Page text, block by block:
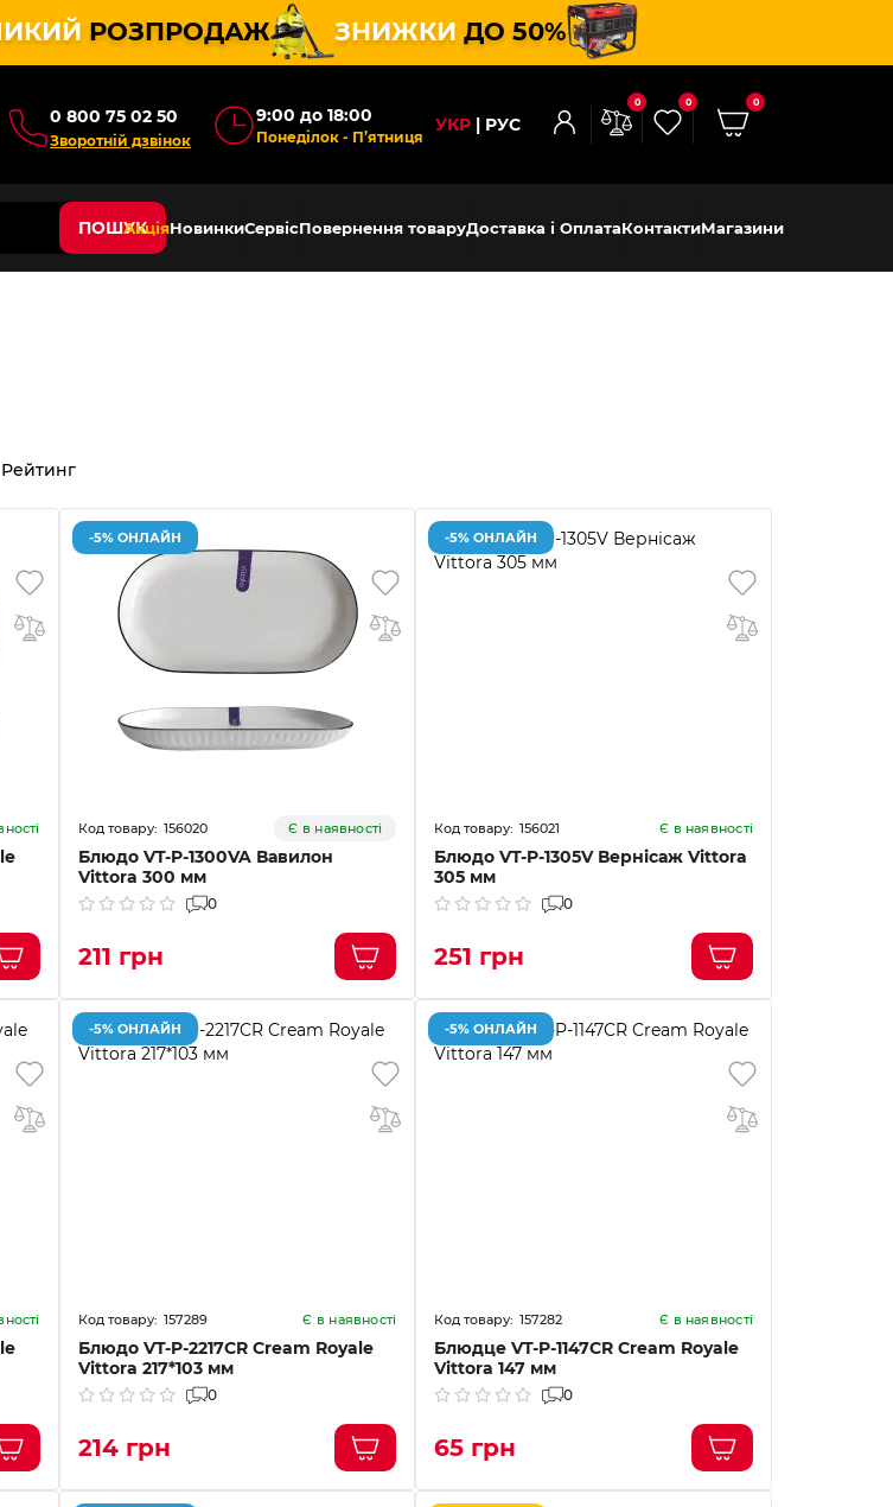
РОЗПРОДАЖ ЗНИЖКИ ДО 50%
0 800 75 02 50
Зворотній дзвінок
9:00 до 18:00
Понеділок - П’ятниця
УКР РУС
0 0 0
ПОШУКАкціяНовинкиСервісПовернення товаруДоставка і ОплатаКонтактиМагазини
Рейтинг
-5% ОНЛАЙН
156020 Є в наявності
Блюдо VT-P-1300VA Вавилон
Vittora 300 мм
0
211 грн
-5% ОНЛАЙН
156021 Є в наявності
Блюдо VT-P-1305V Вернісаж Vittora
305 мм
0
251 грн
-5% ОНЛАЙН
157289 Є в наявності
Блюдо VT-P-2217CR Cream Royale
Vittora 217*103 мм
0
214 грн
-5% ОНЛАЙН
157282 Є в наявності
Блюдце VT-P-1147CR Cream Royale
Vittora 147 мм
0
65 грн